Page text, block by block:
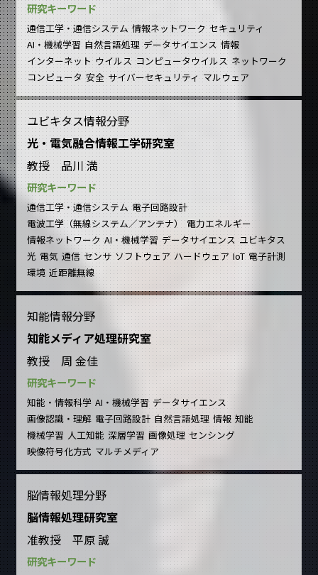
研究キーワード
通信工学・通信システム 情報ネットワーク セキュリティ
AI・機械学習 自然言語処理 データサイエンス 情報
インターネット ウイルス コンピュータウイルス ネットワーク
コンピュータ 安全 サイバーセキュリティ マルウェア
ユビキタス情報分野
光・電気融合情報工学研究室
教授 品川 満
研究キーワード
通信工学・通信システム 電子回路設計
電波工学（無線システム／アンテナ） 電力エネルギー
情報ネットワーク AI・機械学習 データサイエンス ユビキタス
光 電気 通信 センサ ソフトウェア ハードウェア IoT 電子計測
環境 近距離無線
知能情報分野
知能メディア処理研究室
教授 周 金佳
研究キーワード
知能・情報科学 AI・機械学習 データサイエンス
画像認識・理解 電子回路設計 自然言語処理 情報 知能
機械学習 人工知能 深層学習 画像処理 センシング
映像符号化方式 マルチメディア
脳情報処理分野
脳情報処理研究室
准教授 平原 誠
研究キーワード